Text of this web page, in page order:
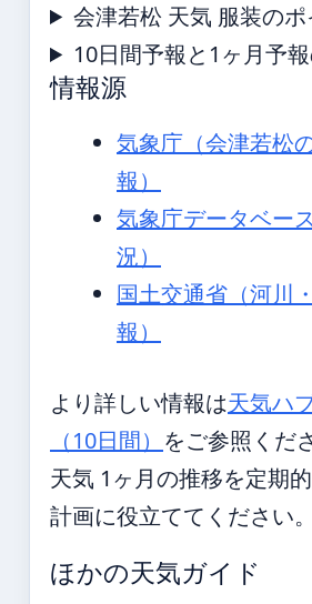
会津若松 天気 服装のポ
10日間予報と1ヶ月予
情報源
気象庁（会津若松
報）
気象庁データベー
況）
国土交通省（河川
報）
より詳しい情報は天気ハ
（10日間） をご参照くだ
天気 1ヶ月の推移を定期的
計画に役立ててください。
ほかの天気ガイド